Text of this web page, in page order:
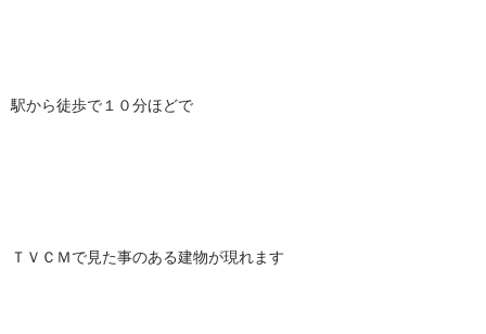
駅から徒歩で１０分ほどで
ＴＶＣＭで見た事のある建物が現れます